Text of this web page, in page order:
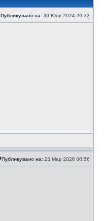
Публикувано на: 30 Юли 2024 20:33
Публикувано на: 23 Мар 2026 00:56